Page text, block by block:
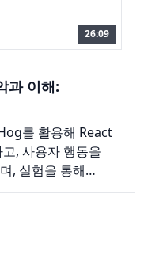
26:09
과 이해:
를 활용해 React
, 사용자 행동을
, 실험을 통해
아보세요.